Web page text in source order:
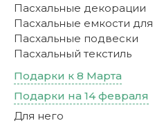
Пасхальные декорации
Пасхальные емкости
Пасхальные подвески
Пасхальный текстиль
Подарки к 8 Марта
Подарки на 14 февраля
Для него